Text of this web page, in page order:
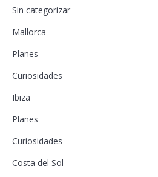
Sin categorizar
Mallorca
Planes
Curiosidades
Ibiza
Planes
Curiosidades
Costa del Sol